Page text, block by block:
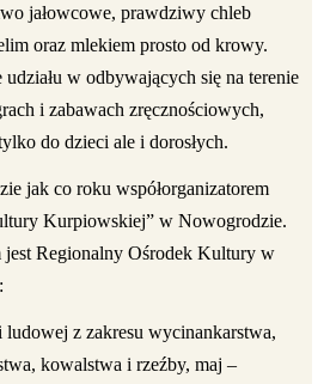
jałowcowe, prawdziwy chleb
oraz mlekiem prosto od krowy.
w odbywających się na terenie
i zabawach zręcznościowych,
do dzieci ale i dorosłych.
jak co roku współorganizatorem
Kurpiowskiej” w Nowogrodzie.
jest Regionalny Ośrodek Kultury w
z zakresu wycinankarstwa,
kowalstwa i rzeźby, maj –